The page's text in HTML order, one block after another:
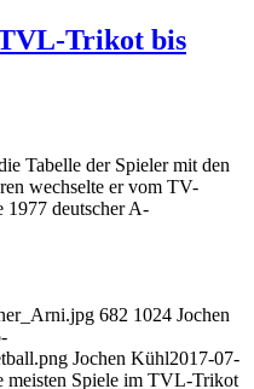
Trikot bis
Tabelle der Spieler mit den
wechselte er vom TV-
deutscher A-
682 1024 Jochen
Jochen Kühl2017-07-
meisten Spiele im TVL-Trikot